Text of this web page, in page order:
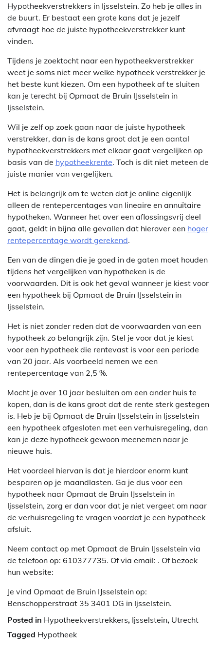
Hypotheekverstrekkers in Ijsselstein. Zo heb je alles in
de buurt. Er bestaat een grote kans dat je jezelf
afvraagt hoe de juiste hypotheekverstrekker kunt
vinden.
Tijdens je zoektocht naar een hypotheekverstrekker
weet je soms niet meer welke hypotheek verstrekker je
het beste kunt kiezen. Om een hypotheek af te sluiten
kan je terecht bij Opmaat de Bruin IJsselstein in
Ijsselstein.
Wil je zelf op zoek gaan naar de juiste hypotheek
verstrekker, dan is de kans groot dat je een aantal
hypotheekverstrekkers met elkaar gaat vergelijken op
basis van de hypotheekrente. Toch is dit niet meteen de
juiste manier van vergelijken.
Het is belangrijk om te weten dat je online eigenlijk
alleen de rentepercentages van lineaire en annuïtaire
hypotheken. Wanneer het over een aflossingsvrij deel
gaat, geldt in bijna alle gevallen dat hierover een hoger
rentepercentage wordt gerekend.
Een van de dingen die je goed in de gaten moet houden
tijdens het vergelijken van hypotheken is de
voorwaarden. Dit is ook het geval wanneer je kiest voor
een hypotheek bij Opmaat de Bruin IJsselstein in
Ijsselstein.
Het is niet zonder reden dat de voorwaarden van een
hypotheek zo belangrijk zijn. Stel je voor dat je kiest
voor een hypotheek die rentevast is voor een periode
van 20 jaar. Als voorbeeld nemen we een
rentepercentage van 2,5 %.
Mocht je over 10 jaar besluiten om een ander huis te
kopen, dan is de kans groot dat de rente sterk gestegen
is. Heb je bij Opmaat de Bruin IJsselstein in Ijsselstein
een hypotheek afgesloten met een verhuisregeling, dan
kan je deze hypotheek gewoon meenemen naar je
nieuwe huis.
Het voordeel hiervan is dat je hierdoor enorm kunt
besparen op je maandlasten. Ga je dus voor een
hypotheek naar Opmaat de Bruin IJsselstein in
Ijsselstein, zorg er dan voor dat je niet vergeet om naar
de verhuisregeling te vragen voordat je een hypotheek
afsluit.
Neem contact op met Opmaat de Bruin IJsselstein via
de telefoon op: 610377735. Of via email: . Of bezoek
hun website:
Je vind Opmaat de Bruin IJsselstein op:
Benschopperstraat 35 3401 DG in Ijsselstein.
Posted in Hypotheekverstrekkers, Ijsselstein, Utrecht
Tagged Hypotheek